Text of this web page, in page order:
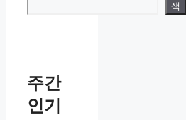
색
주간
인기